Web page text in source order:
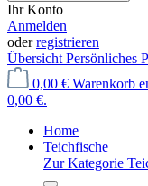
Ihr Konto
Anmelden
oderregistrieren
Übersicht Persönliches
0,00 € Warenkorb
0,00 €.
Home
Teichfische
Zur Kategorie